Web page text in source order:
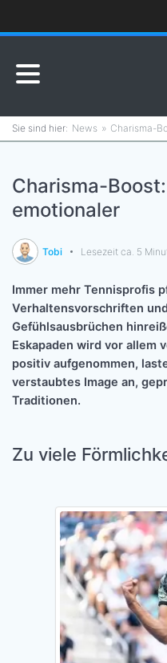
News Charisma-
Charisma-
emotionaler
Tobi Lesezeit ca. 5
Immer mehr Tennisprofis
Verhaltensvorschriften
Gefühlsausbrüchen
Eskapaden wird vor allem
positiv aufgenommen,
verstaubtes Image an,
Traditionen.
Zu viele